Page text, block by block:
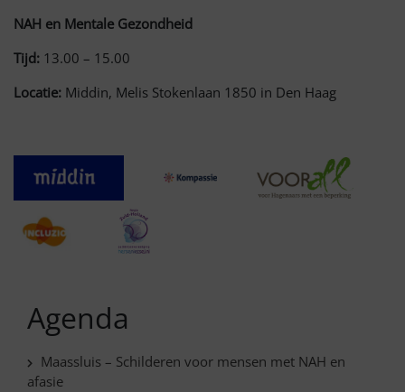
NAH en Mentale Gezondheid
Tijd: 13.00 – 15.00
Locatie: Middin, Melis Stokenlaan 1850 in Den Haag
Agenda
Maassluis – Schilderen voor mensen met NAH en
afasie